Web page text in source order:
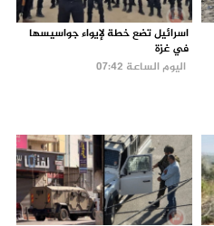
اسرائيل تضع خطة لإيواء جواسيسها
في غزة
اليوم الساعة 07:42